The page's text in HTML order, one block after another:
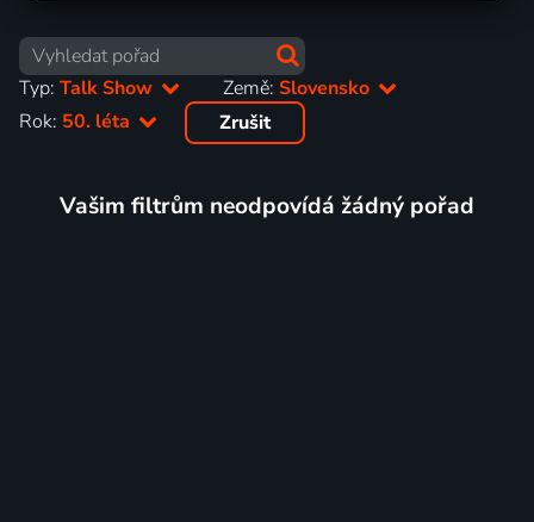
Typ: Talk Show Země:Slovensko
Rok: 50. léta Zrušit
Vašim filtrům neodpovídá žádný pořad